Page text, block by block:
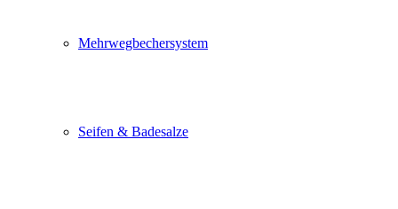
Mehrwegbechersystem
Seifen & Badesalze